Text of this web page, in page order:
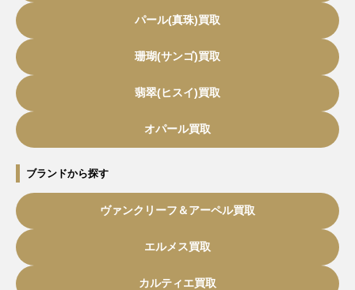
パール(真珠)買取
珊瑚(サンゴ)買取
翡翠(ヒスイ)買取
オパール買取
ブランドから探す
ヴァンクリーフ＆アーペル買取
エルメス買取
カルティエ買取